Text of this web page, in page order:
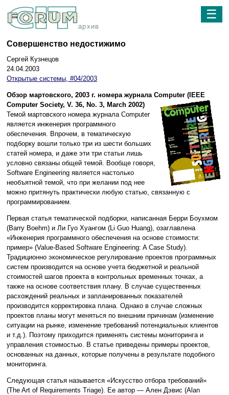
архив
☰
Совершенство недостижимо
Сергей Кузнецов
24.04.2003
Открытые системы, #04/2003
Обзор мартовского, 2003 г. номера журнала Computer (IEEE
Computer Society, V. 36, No. 3, March 2002)
Темой мартовского номера журнала Computer
является инженерия программного
обеспечения. Впрочем, в тематическую
подборку вошли только три из шести больших
статей номера, и даже эти три статьи лишь
условно связаны общей темой. Вообще говоря,
Software Engineering является настолько
необъятной темой, что при желании под нее
можно притянуть практически любую статью, связанную с
программированием.
Первая статья тематической подборки, написанная Берри Боухмом
(Barry Boehm) и Ли Гуо Хуангом (Li Guo Huang), озаглавлена
«Инженерия программного обеспечения на основе стоимости:
пример» (Value-Based Software Engineering: A Case Study).
Традиционно экономическое регулирование проектов программных
систем производится на основе учета бюджетной и реальной
стоимостей шагов проекта в контрольных временных точках, а
также на основе соответствия плану. В случае существенных
расхождений реальных и запланированных показателей
производится корректировка плана. Однако в случае сложных
проектов планы могут меняться по внешним причинам (изменение
ситуации на рынке, изменение требований потенциальных клиентов
и т.д.). Поэтому приходится применять системы мониторинга и
управления стоимостью. В статье приведены примеры проектов,
основанных на данных, которые получены в результате подобного
мониторинга.
Следующая статья называется «Искусство отбора требований»
(The Art of Requirements Triage). Ее автор — Ален Дэвис (Alan